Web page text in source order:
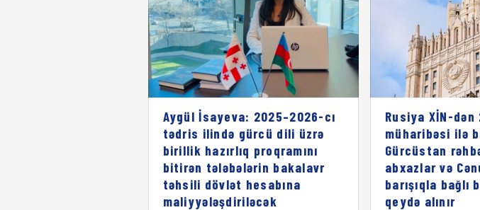
Aygül İsayeva: 2025–2026-cı
tədris ilində gürcü dili üzrə
birillik hazırlıq proqramını
bitirən tələbələrin bakalavr
təhsili dövlət hesabına
maliyyələşdiriləcək
Rusiya XİN-
müharibəsi ilə
Gürcüstan
abxazlar və
barışıqla bağlı
qeydə alınır